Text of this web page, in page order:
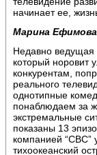
начинает ее,
Марина
Недавно ведущая
который норовит
конкурентам,
реального
однотипные
понаблюдаем за
экстремальные
показаны 13
компанией “СВС”
тихоокеанский